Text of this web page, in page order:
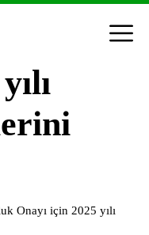
Onayı için 2025 yılı